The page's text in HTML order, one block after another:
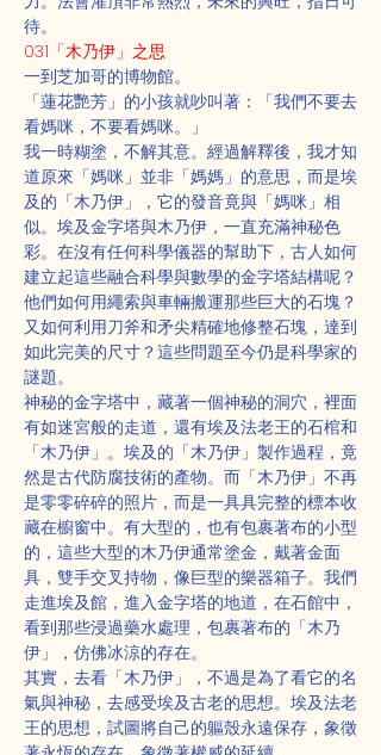
待。
031「木乃伊」之思
一到芝加哥的博物館。
「蓮花艷芳」的小孩就吵叫著：「我們不要去
看媽咪，不要看媽咪。」
我一時糊塗，不解其意。經過解釋後，我才知
道原來「媽咪」並非「媽媽」的意思，而是埃
及的「木乃伊」，它的發音竟與「媽咪」相
似。埃及金字塔與木乃伊，一直充滿神秘色
彩。在沒有任何科學儀器的幫助下，古人如何
建立起這些融合科學與數學的金字塔結構呢？
他們如何用繩索與車輛搬運那些巨大的石塊？
又如何利用刀斧和矛尖精確地修整石塊，達到
如此完美的尺寸？這些問題至今仍是科學家的
謎題。
神秘的金字塔中，藏著一個神秘的洞穴，裡面
有如迷宮般的走道，還有埃及法老王的石棺和
「木乃伊」。埃及的「木乃伊」製作過程，竟
然是古代防腐技術的產物。而「木乃伊」不再
是零零碎碎的照片，而是一具具完整的標本收
藏在櫥窗中。有大型的，也有包裹著布的小型
的，這些大型的木乃伊通常塗金，戴著金面
具，雙手交叉持物，像巨型的樂器箱子。我們
走進埃及館，進入金字塔的地道，在石館中，
看到那些浸過藥水處理，包裹著布的「木乃
伊」，仿佛冰涼的存在。
其實，去看「木乃伊」，不過是為了看它的名
氣與神秘，去感受埃及古老的思想。埃及法老
王的思想，試圖將自己的軀殼永遠保存，象徵